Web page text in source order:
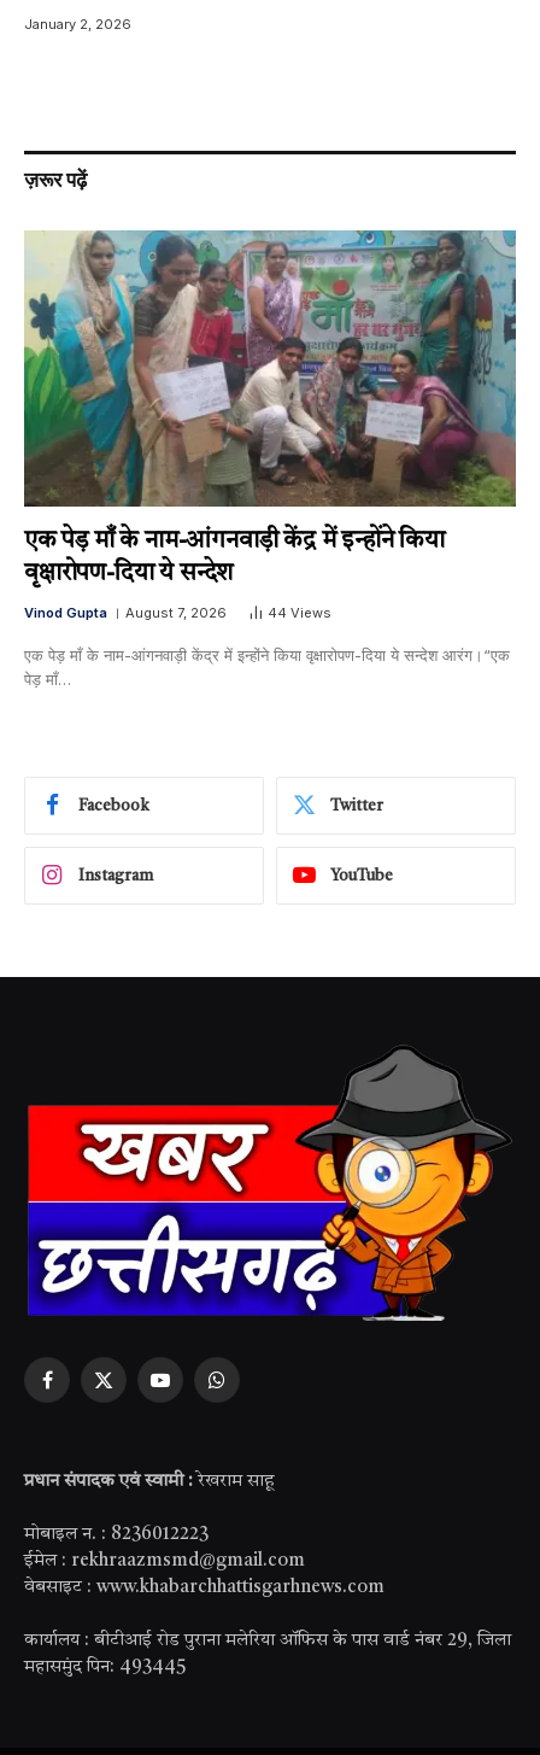
January 2, 2026
ज़रूर पढ़ें
एक पेड़ माँ के नाम-आंगनवाड़ी केंद्र में इन्होंने किया
वृक्षारोपण-दिया ये सन्देश
Vinod Gupta August 7, 2026 44 Views
एक पेड़ माँ के नाम-आंगनवाड़ी केंद्र में इन्होंने किया वृक्षारोपण-दिया ये सन्देश आरंग।“एक
पेड़ माँ…
Facebook Twitter
Instagram YouTube
Facebook
X
YouTubeWhatsApp
प्रधान संपादक एवं स्वामी : रेखराम साहू
मोबाइल न. : 8236012223
ईमेल : rekhraazmsmd@gmail.com
वेबसाइट : www.khabarchhattisgarhnews.com
कार्यालय : बीटीआई रोड पुराना मलेरिया ऑफिस के पास वार्ड नंबर 29, जिला
महासमुंद पिन: 493445